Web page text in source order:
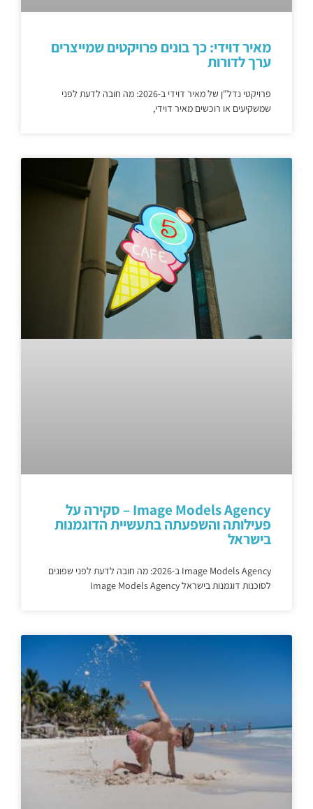
מאיר דוידי: כך בונים פרויקטים שמייצרים
ערך לדורות
פרויקטי נדל"ן של מאיר דוידי ב-2026: מה חובה לדעת לפני
שמשקיעים או רוכשים מאיר דוידי,
Image Models Agency – סקירה על
פעילותה והשפעתה בתעשיית הדוגמנות
בישראל
Image Models Agency ב-2026: מה חובה לדעת לפני שפונים
לסוכנות דוגמנות בישראל Image Models Agency